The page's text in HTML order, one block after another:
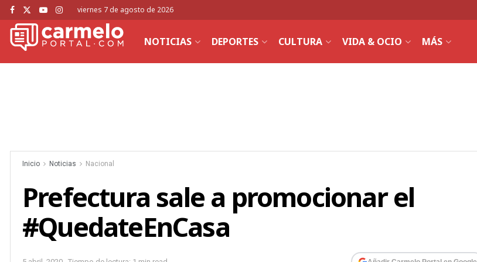
viernes 7 de agosto de 2026
NOTICIAS DEPORTES CULTURA VIDA & OCIO MÁS
Inicio Noticias Nacional
Prefectura sale a promocionar el
#QuedateEnCasa